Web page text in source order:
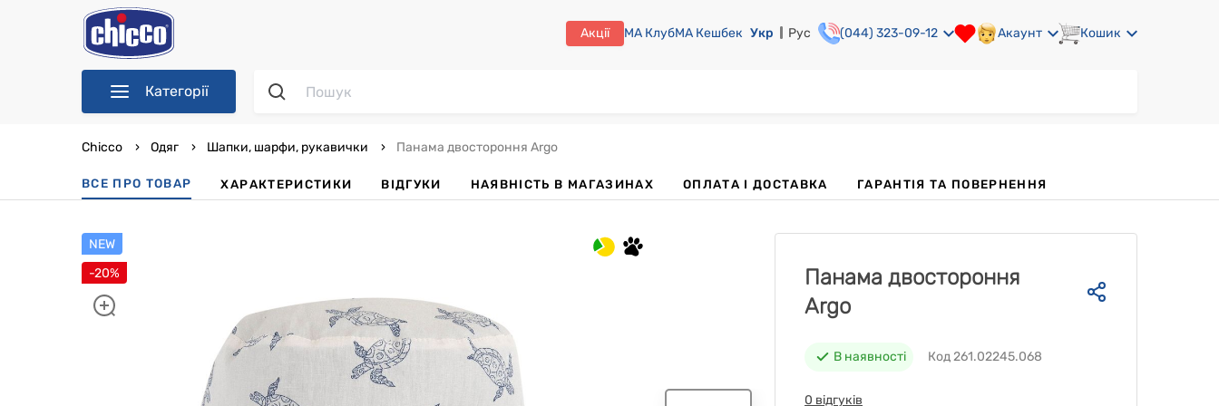
Акції МА КлубМА Кешбек Укр Рус (044) 323-09-12 Акаунт Кошик
Категорії
Chicco Одяг Шапки, шарфи, рукавички Панама двостороння Argo
ВСЕ ПРО ТОВАР ХАРАКТЕРИСТИКИ ВІДГУКИ НАЯВНІСТЬ В МАГАЗИНАХ OПЛАТА І ДОСТАВКА ГАРАНТІЯ ТА ПОВЕРНЕННЯ
NEW
-20%
Панама двостороння
Argo
В наявності Код 261.02245.068
0 відгуків